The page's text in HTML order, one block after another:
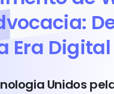
Era Digital
Unidos